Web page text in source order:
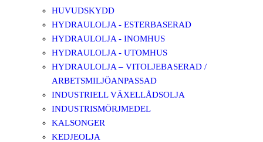
HUVUDSKYDD
HYDRAULOLJA - ESTERBASERAD
HYDRAULOLJA - INOMHUS
HYDRAULOLJA - UTOMHUS
HYDRAULOLJA – VITOLJEBASERAD /
ARBETSMILJÖANPASSAD
INDUSTRIELL VÄXELLÅDSOLJA
INDUSTRISMÖRJMEDEL
KALSONGER
KEDJEOLJA